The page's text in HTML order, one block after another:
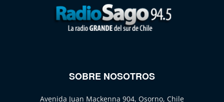
SOBRE NOSOTROS
Avenida Juan Mackenna 904, Osorno, Chile